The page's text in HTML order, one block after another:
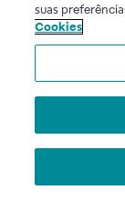
suas
Cookies